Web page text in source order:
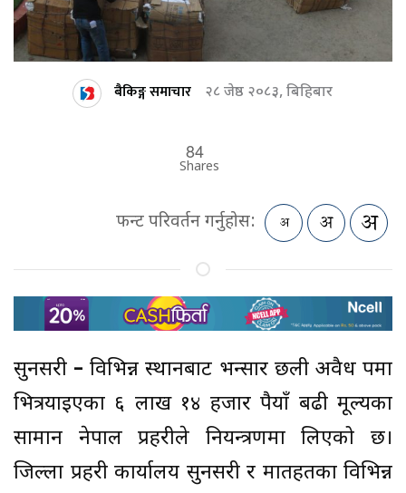
बैकिङ्ग समाचार २८ जेष्ठ २०८३, बिहिबार
84
Shares
फन्ट परिवर्तन गर्नुहोस:
सुनसरी –विभिन्न स्थानबाट भन्सार छली अवैध रूपमा
भित्रयाइएका ६ लाख १४ हजार रूपैयाँ बढी मूल्यका
सामान नेपाल प्रहरीले नियन्त्रणमा लिएको छ।
जिल्ला प्रहरी कार्यालय सुनसरी र मातहतका विभिन्न